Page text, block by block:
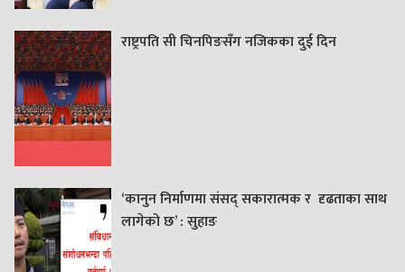
राष्ट्रपति सी चिनपिङसँग नजिकका दुई दिन
‘कानुन निर्माणमा संसद् सकारात्मक र दृढताका साथ
लागेको छ’ : सुहाङ